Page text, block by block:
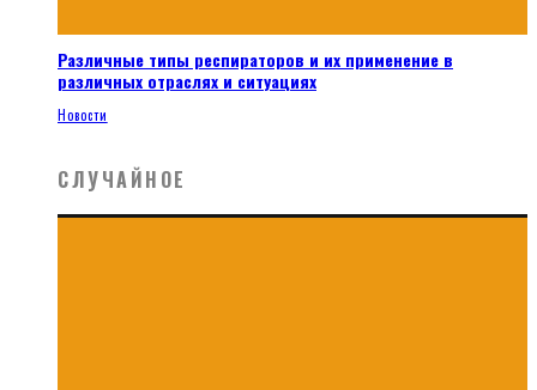
Различные типы респираторов и их применение в
различных отраслях и ситуациях
Новости
СЛУЧАЙНОЕ